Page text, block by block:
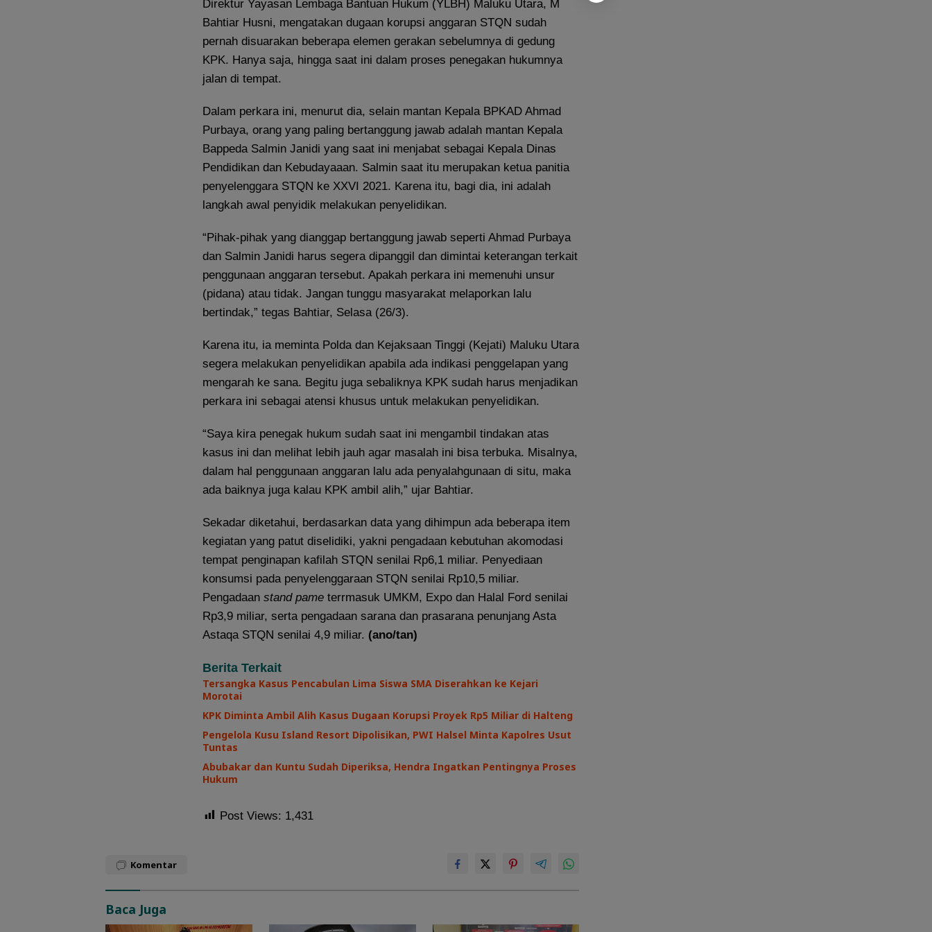
Direktur Yayasan Lembaga Bantuan Hukum (YLBH) Maluku Utara, M
Bahtiar Husni, mengatakan dugaan korupsi anggaran STQN sudah
pernah disuarakan beberapa elemen gerakan sebelumnya di gedung
KPK. Hanya saja, hingga saat ini dalam proses penegakan hukumnya
jalan di tempat.
Dalam perkara ini, menurut dia, selain mantan Kepala BPKAD Ahmad
Purbaya, orang yang paling bertanggung jawab adalah mantan Kepala
Bappeda Salmin Janidi yang saat ini menjabat sebagai Kepala Dinas
Pendidikan dan Kebudayaaan. Salmin saat itu merupakan ketua panitia
penyelenggara STQN ke XXVI 2021. Karena itu, bagi dia, ini adalah
langkah awal penyidik melakukan penyelidikan.
“Pihak-pihak yang dianggap bertanggung jawab seperti Ahmad Purbaya
dan Salmin Janidi harus segera dipanggil dan dimintai keterangan terkait
penggunaan anggaran tersebut. Apakah perkara ini memenuhi unsur
(pidana) atau tidak. Jangan tunggu masyarakat melaporkan lalu
bertindak,” tegas Bahtiar, Selasa (26/3).
Karena itu, ia meminta Polda dan Kejaksaan Tinggi (Kejati) Maluku Utara
segera melakukan penyelidikan apabila ada indikasi penggelapan yang
mengarah ke sana. Begitu juga sebaliknya KPK sudah harus menjadikan
perkara ini sebagai atensi khusus untuk melakukan penyelidikan.
“Saya kira penegak hukum sudah saat ini mengambil tindakan atas
kasus ini dan melihat lebih jauh agar masalah ini bisa terbuka. Misalnya,
dalam hal penggunaan anggaran lalu ada penyalahgunaan di situ, maka
ada baiknya juga kalau KPK ambil alih,” ujar Bahtiar.
Sekadar diketahui, berdasarkan data yang dihimpun ada beberapa item
kegiatan yang patut diselidiki, yakni pengadaan kebutuhan akomodasi
tempat penginapan kafilah STQN senilai Rp6,1 miliar. Penyediaan
konsumsi pada penyelenggaraan STQN senilai Rp10,5 miliar.
Pengadaan stand pame terrmasuk UMKM, Expo dan Halal Ford senilai
Rp3,9 miliar, serta pengadaan sarana dan prasarana penunjang Asta
Astaqa STQN senilai 4,9 miliar. (ano/tan)
Berita Terkait
Tersangka Kasus Pencabulan Lima Siswa SMA Diserahkan ke Kejari
Morotai
KPK Diminta Ambil Alih Kasus Dugaan Korupsi Proyek Rp5 Miliar di Halteng
Pengelola Kusu Island Resort Dipolisikan, PWI Halsel Minta Kapolres Usut
Tuntas
Abubakar dan Kuntu Sudah Diperiksa, Hendra Ingatkan Pentingnya Proses
Hukum
Post Views: 1,431
Komentar
Baca Juga